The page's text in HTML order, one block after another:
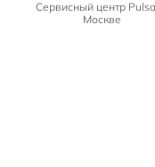
Сервисный центр
Москве